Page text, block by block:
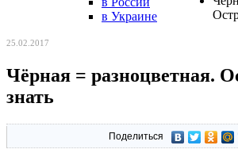
в Украине
25.02.2017
Чёрная = разноцветная.
знать
Поделиться